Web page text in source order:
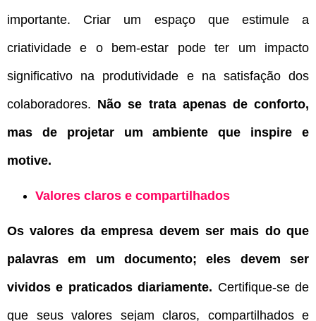
importante. Criar um espaço que estimule a
criatividade e o bem-estar pode ter um impacto
significativo na produtividade e na satisfação dos
colaboradores. Não se trata apenas de conforto,
mas de projetar um ambiente que inspire e
motive.
Valores claros e compartilhados
Os valores da empresa devem ser mais do que
palavras em um documento; eles devem ser
vividos e praticados diariamente. Certifique-se de
que seus valores sejam claros, compartilhados e